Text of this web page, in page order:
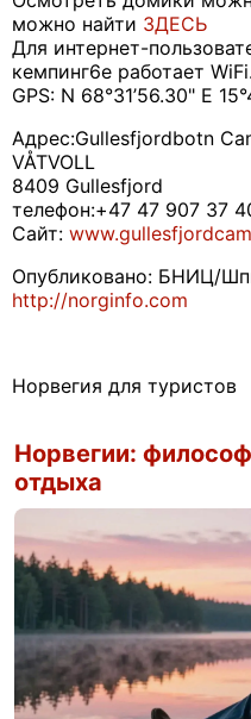
можно найти ЗДЕСЬ
Для интернет-
кемпинг6е работает WiFi.
GPS: N 68°31’56.30" E
Адрес:Gullesfjordbotn
VÅTVOLL
8409 Gullesfjord
телефон:+47 47 907 37
Сайт:
Опубликовано: БНИЦ/
http://norginfo.com
Норвегия для туристов
Норвегии:
отдыха